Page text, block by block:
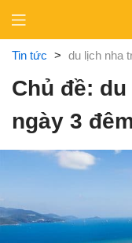
content
Tin tức > du lịch nha
Chủ đề:
ngày 3